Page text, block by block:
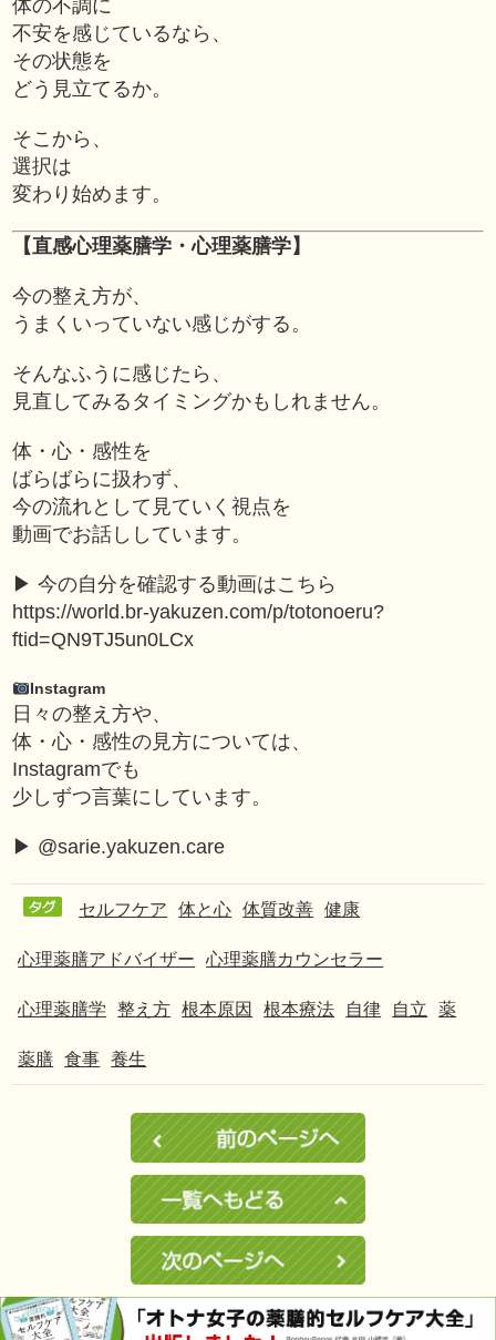
体の不調に
不安を感じているなら、
その状態を
どう見立てるか。
そこから、
選択は
変わり始めます。
【直感心理薬膳学・心理薬膳学】
今の整え方が、
うまくいっていない感じがする。
そんなふうに感じたら、
見直してみるタイミングかもしれません。
体・心・感性を
ばらばらに扱わず、
今の流れとして見ていく視点を
動画でお話ししています。
▶︎ 今の自分を確認する動画はこちら
https://world.br-yakuzen.com/p/totonoeru?
ftid=QN9TJ5un0LCx
Instagram
日々の整え方や、
体・心・感性の見方については、
Instagramでも
少しずつ言葉にしています。
▶︎ @sarie.yakuzen.care
セルフケア 体と心 体質改善 健康
心理薬膳アドバイザー 心理薬膳カウンセラー
心理薬膳学 整え方 根本原因 根本療法 自律 自立 薬
薬膳 食事 養生